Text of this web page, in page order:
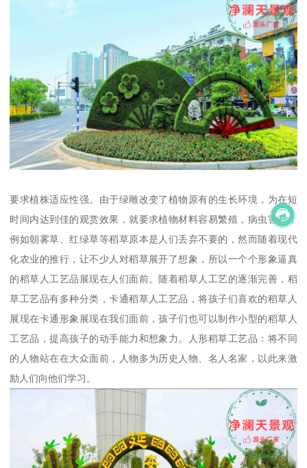
要求植株适应性强。由于绿雕改变了植物原有的生长环境，为在短
时间内达到佳的观赏效果，就要求植物材料容易繁殖，病虫害少，
例如朝雾草、红绿草等稻草原本是人们丢弃不要的，然而随着现代
化农业的推行，让不少人对稻草展开了想象，所以一个个形象逼真
的稻草人工艺品展现在人们面前。随着稻草人工艺的逐渐完善，稻
草工艺品有多种分类，卡通稻草人工艺品，将孩子们喜欢的稻草人
展现在卡通形象展现在我们面前，孩子们也可以制作小型的稻草人
工艺品，提高孩子的动手能力和想象力。人形稻草工艺品：将不同
的人物站在在大众面前，人物多为历史人物、名人名家，以此来激
励人们向他们学习。